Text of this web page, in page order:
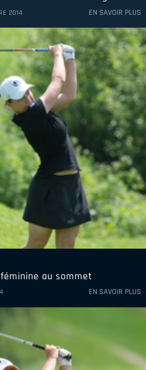
2014 EN SAVOIR PLUS
au sommet
EN SAVOIR PLUS